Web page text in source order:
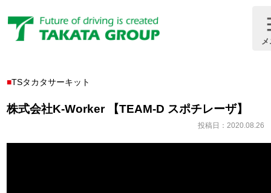
メ
ブログ
TSタカタサーキット
株式会社K-Worker 【TEAM-D スポチレーザ】
投稿日：2020.08.26